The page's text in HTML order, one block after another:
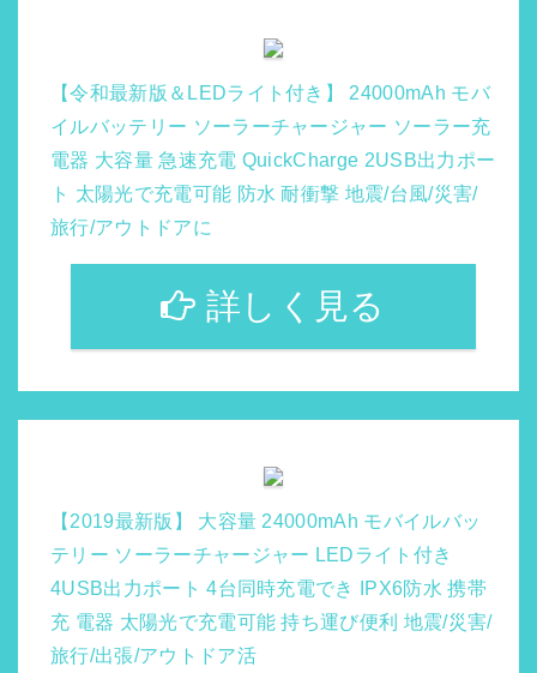
【令和最新版＆LEDライト付き】 24000mAh モバ
イルバッテリー ソーラーチャージャー ソーラー充
電器 大容量 急速充電 QuickCharge 2USB出力ポー
ト 太陽光で充電可能 防水 耐衝撃 地震/台風/災害/
旅行/アウトドアに
詳しく見る
【2019最新版】 大容量 24000mAh モバイルバッ
テリー ソーラーチャージャー LEDライト付き
4USB出力ポート 4台同時充電でき IPX6防水 携帯
充 電器 太陽光で充電可能 持ち運び便利 地震/災害/
旅行/出張/アウトドア活